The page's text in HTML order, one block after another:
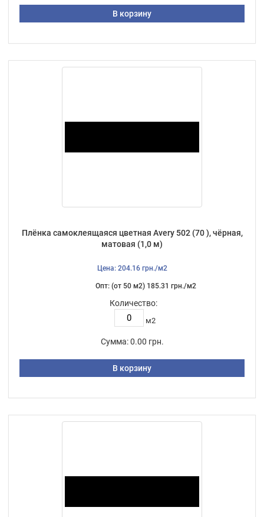
В корзину
Плёнка самоклеящаяся цветная Avery 502 (70 ), чёрная,
матовая (1,0 м)
Цена: 204.16 грн./м2
Опт: (от 50 м2) 185.31 грн./м2
Количество:
м2
Сумма: 0.00 грн.
В корзину